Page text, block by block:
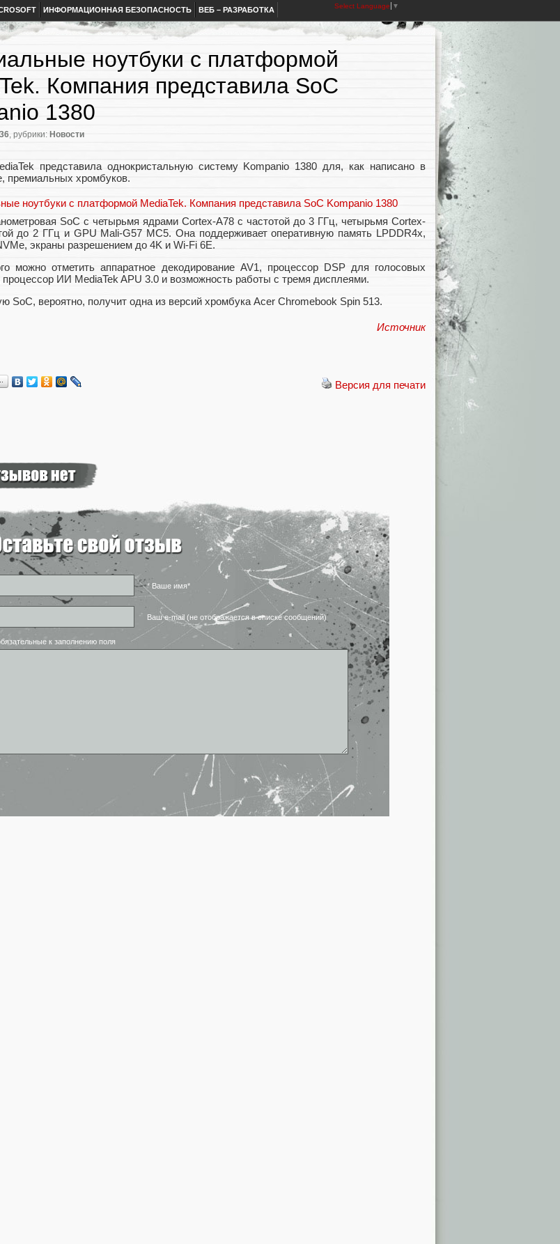
ИНФОРМАЦИОННАЯ БЕЗОПАСНОСТЬ ВЕБ – РАЗРАБОТКА Select Language ▼
ноутбуки с платформой
Компания представила SoC
1380
, рубрики: Новости
представила однокристальную систему Kompanio 1380 для, как написано в
премиальных хромбуков.
SoC с четырьмя ядрами Cortex-A78 с частотой до 3 ГГц, четырьмя Cortex-
до 2 ГГц и GPU Mali-G57 MC5. Она поддерживает оперативную память LPDDR4x,
экраны разрешением до 4K и Wi-Fi 6E.
можно отметить аппаратное декодирование AV1, процессор DSP для голосовых
ИИ MediaTek APU 3.0 и возможность работы с тремя дисплеями.
SoC, вероятно, получит одна из версий хромбука Acer Chromebook Spin 513.
Источник
Версия для печати
* Ваше имя*
Ваш e-mail (не отображается в списке сообщений)
к заполнению поля